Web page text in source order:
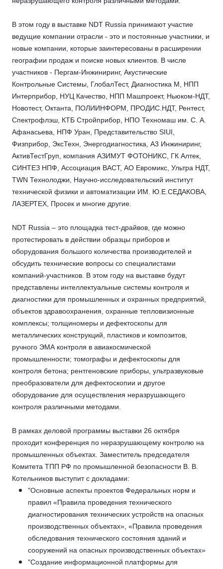
В этом году в выставке NDT Russia принимают участие
ведущие компании отрасли - это и постоянные участники, и
новые компании, которые заинтересованы в расширении
географии продаж и поиске новых клиентов. В числе
участников - Пергам-Инжиниринг, Акустические
Контрольные Системы, ГлобалТест, Диагностика М, НПП
Интерприбор, НУЦ Качество, НПП Машпроект, Ньюком-НДТ,
Новотест, Октанта, ПОЛИИНФОРМ, ПРОДИС.НДТ, Рентест,
Спектрофлэш, КТБ Стройприбор, НПО Техномаш им. С. А.
Афанасьева, НПФ Уран, Представительство SIUI,
Физприбор, ЭксТехн, Энергодиагностика, А3 Инжиниринг,
АктивТестГруп, компания АЗИМУТ ФОТОНИКС, ГК Алтек,
СИНТЕЗ НПФ, Ассоциация ВАСТ, АО Евромикс, Ультра НДТ,
TWN Технолоджи, Научно-исследовательский институт
технической физики и автоматизации ИМ. Ю.Е.СЕДАКОВА,
ЛАЗЕРТЕХ, Просек и многие другие.
NDT Russia – это площадка тест-драйвов, где можно
протестировать в действии образцы приборов и
оборудования большого количества производителей и
обсудить технические вопросы со специалистами
компаний-участников. В этом году на выставке будут
представлены интеллектуальные системы контроля и
диагностики для промышленных и охранных предприятий,
объектов здравоохранения, охранные тепловизионные
комплексы; толщиномеры и дефектоскопы для
металлических конструкций, пластиков и композитов,
ручного ЭМА контроля в авиакосмической
промышленности; томографы и дефектоскопы для
контроля бетона; рентгеновские приборы, ультразвуковые
преобразователи для дефектоскопии и другое
оборудование для осуществления неразрушающего
контроля различными методами.
В рамках деловой программы выставки 26 октября
проходит конференция по неразрушающему контролю на
промышленных объектах. Заместитель председателя
Комитета ТПП РФ по промышленной безопасности В. В.
Котельников выступит с докладами:
"Основные аспекты проектов Федеральных норм и
правил «Правила проведения технического
диагностирования технических устройств на опасных
производственных объектах», «Правила проведения
обследования технического состояния зданий и
сооружений на опасных производственных объектах»
"Создание информационной платформы для